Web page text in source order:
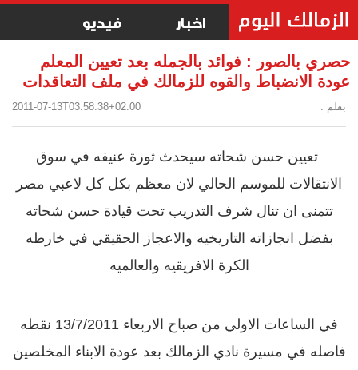
اخبار فيديو
حصري بالصور : فوائد بالجمله بعد تعيين المعلم
عودة الانضباط والقوه للزمالك في ملف التعاقدات
بقلم : 2011-07-13T03:58:38+02:00
تعيين حسن شحاته سيحدث ثورة عنيفه في سوق
الانتقالات للموسم الحالي لان معظم بكل كل لاعبي مصر
تتمنى ان تنال شرف التدريب تحت قيادة حسن شحاته
بفضل انجازاته التاريخيه والاعجاز الحقيقي في خارطه
الكرة الافريقيه والعالميه
في الساعات الاولي من صباح الاربعاء 13/7/2011 نقطه
فاصله في مسيرة نادي الزمالك بعد عودة الابناء المخلصين